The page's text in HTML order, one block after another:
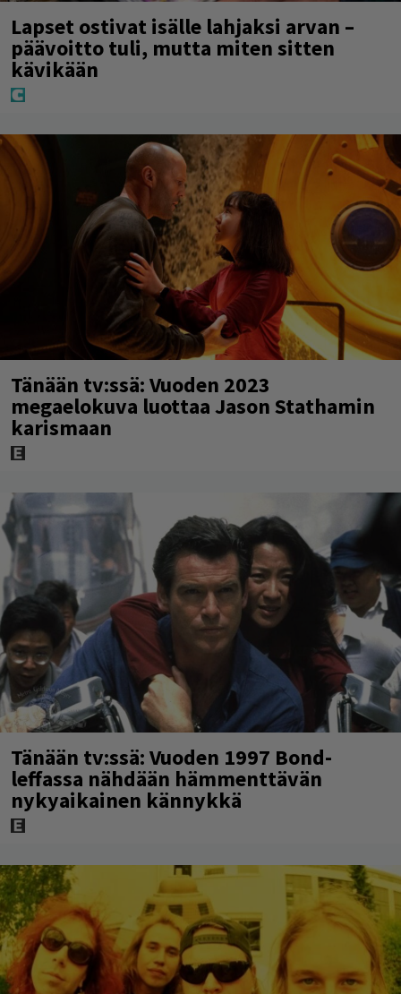
Lapset ostivat isälle lahjaksi arvan –
päävoitto tuli, mutta miten sitten
kävikään
Tänään tv:ssä: Vuoden 2023
megaelokuva luottaa Jason Stathamin
karismaan
Tänään tv:ssä: Vuoden 1997 Bond-
leffassa nähdään hämmenttävän
nykyaikainen kännykkä